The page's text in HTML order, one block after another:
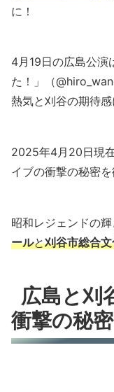
に！
4月19日の広島公演
た！」（
熱気と刈谷の期待感
2025年4月20日現
イブの衝撃の秘密を
昭和レジェンドの輝
ールと刈谷市総合
広島と刈
衝撃の秘密